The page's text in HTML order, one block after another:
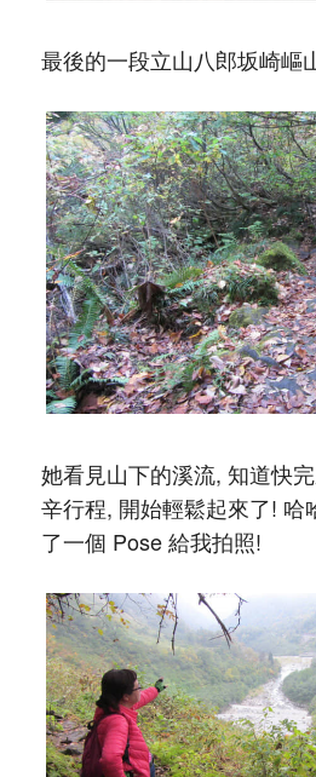
最後的一段立山八郎坂崎嶇
她看見山下的溪流, 知道快
辛行程, 開始輕鬆起來了! 哈
了一個 Pose 給我拍照!